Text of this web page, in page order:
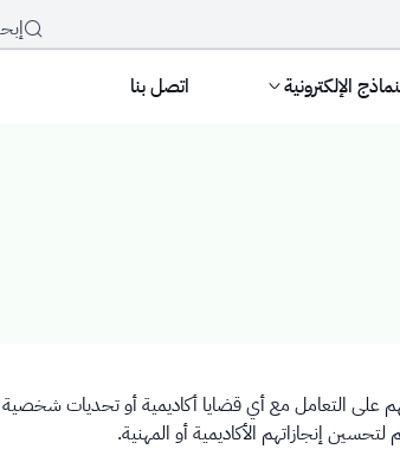
الإلكترونية اتصل بنا
على التعامل مع أي قضايا أكاديمية أو تحديات
إنجازاتهم الأكاديمية أو المهنية.